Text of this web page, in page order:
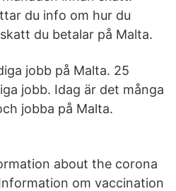
du info om hur du
du betalar på Malta.
jobb på Malta. 25
jobb. Idag är det många
jobba på Malta.
about the corona
om vaccination